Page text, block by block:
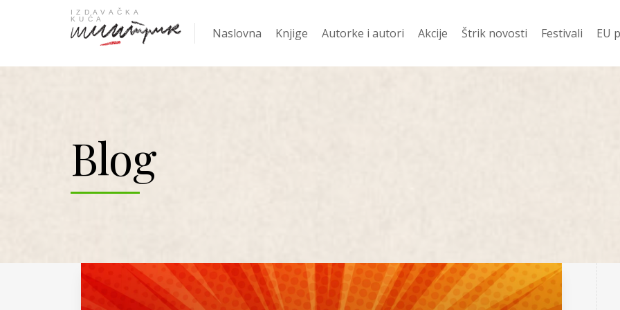
Naslovna Knjige
Drama
Knjige u pripremi
Ani Erno
Autorke i autori Akcije Štrik novosti Festivali EU
Blog